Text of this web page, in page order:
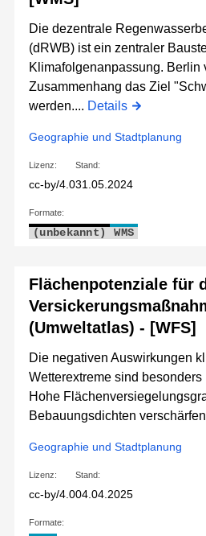
Die dezentrale
(dRWB) ist ein zentraler
Klimafolgenanpassung. Berlin
Zusammenhang das Ziel
werden.... Details
Geographie und Stadtplanung
Lizenz:
cc-by/4.0
Stand:
31.05.2024
Formate:
(unbekannt) WMS
Flächenpotenziale für
(Umweltatlas) - [WFS]
Die negativen Auswirkungen
Wetterextreme sind
Hohe
Bebauungsdichten
Geographie und Stadtplanung
Lizenz:
cc-by/4.0
Stand:
04.04.2025
Formate: